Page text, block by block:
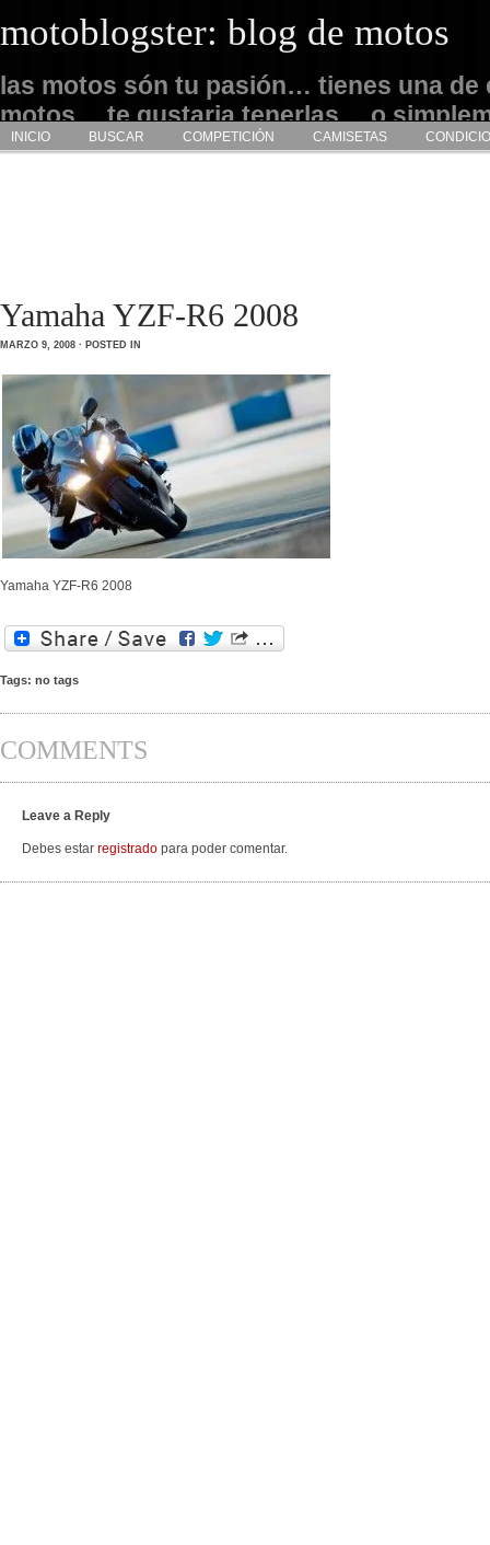
motoblogster: blog de motos
las motos són tu pasión… tienes una de
motos… te gustaria tenerlas… o
admirarlas… este es tu sitio
INICIO BUSCAR COMPETICIÓN CAMISETAS
Yamaha YZF-R6 2008
MARZO 9, 2008 · POSTED IN
Yamaha YZF-R6 2008
Tags: no tags
COMMENTS
Leave a Reply
Debes estar registrado para poder comentar.